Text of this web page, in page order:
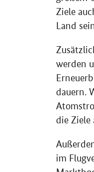
Ziele
Land
werden
dauern.
die Ziele
im